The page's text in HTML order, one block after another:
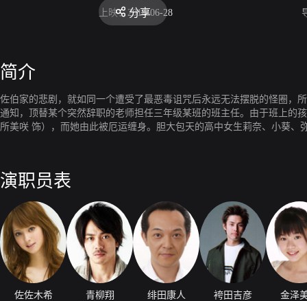
上映： 2014-06-28
分享
简介
佐伯家的悲剧，就如同一个遭受了最恶毒诅咒后永远无法摆脱的怪圈，
通知，顶替某个突然辞职的老师担任三年级某班的班主任。由于班上的
所美咲 饰），而她由此被厄运缠身。胆大包天的高中女生莉奈、小葵
演职员表
佐佐木希 青柳翔 绯田康人 袴田吉彦 金泽